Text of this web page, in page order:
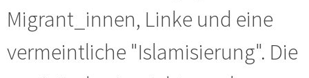
Migrant_innen, Linke und eine
vermeintliche "Islamisierung". Die